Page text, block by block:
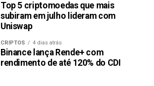
Top 5 criptomoedas que mais
subiram em julho lideram com
Uniswap
CRIPTOS 4 dias atrás
Binance lança Rende+ com
rendimento de até 120% do CDI